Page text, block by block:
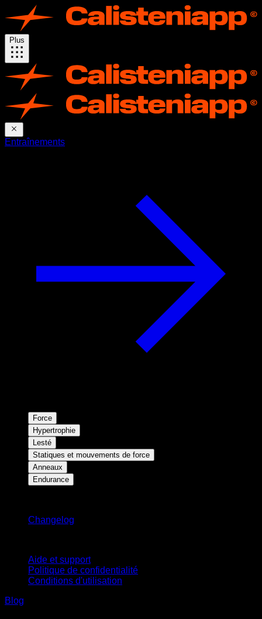
Plus
Entraînements
Force
Hypertrophie
Lesté
Statiques et mouvements de force
Anneaux
Endurance
Changelog
Aide et support
Politique de confidentialité
Conditions d'utilisation
Blog